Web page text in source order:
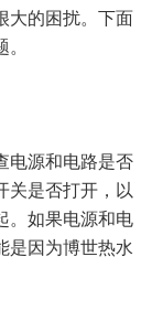
大的困扰。下面
电源和电路是否
关是否打开，以
。如果电源和电
是因为博世热水